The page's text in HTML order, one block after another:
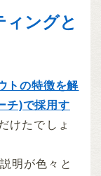
ィングと
トの特徴を解
チ)で採用す
けたでしょ
明が色々と